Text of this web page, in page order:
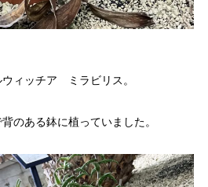
ィッチア ミラビリス。
のある鉢に植っていました。